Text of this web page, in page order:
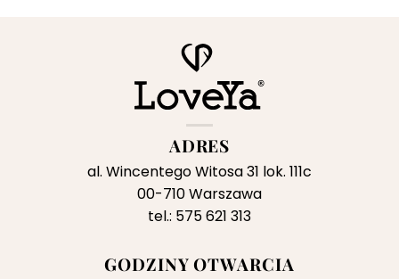
ADRES
al. Wincentego Witosa 31 lok. 111c
00-710 Warszawa
tel.: 575 621 313
GODZINY OTWARCIA